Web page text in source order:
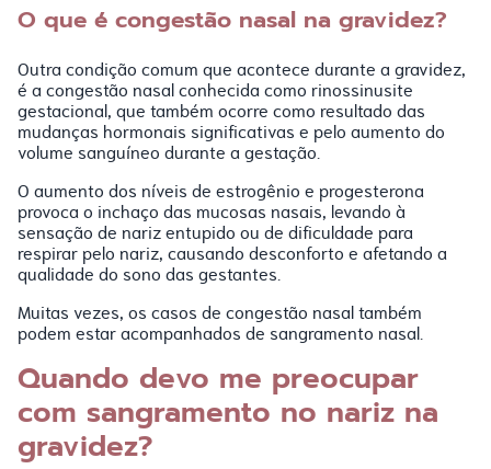
O que é congestão nasal na gravidez?
Outra condição comum que acontece durante a gravidez,
é a congestão nasal conhecida como rinossinusite
gestacional, que também ocorre como resultado das
mudanças hormonais significativas e pelo aumento do
volume sanguíneo durante a gestação.
O aumento dos níveis de estrogênio e progesterona
provoca o inchaço das mucosas nasais, levando à
sensação de nariz entupido ou de dificuldade para
respirar pelo nariz, causando desconforto e afetando a
qualidade do sono das gestantes.
Muitas vezes, os casos de congestão nasal também
podem estar acompanhados de sangramento nasal.
Quando devo me preocupar
com sangramento no nariz na
gravidez?